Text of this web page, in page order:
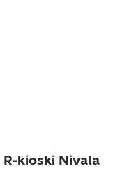
kioski Nivala